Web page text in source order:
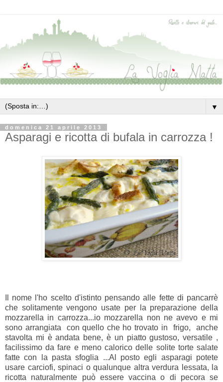
▼
domenica 21 aprile 2013
Asparagi e ricotta di bufala in carrozza !
Il nome l'ho scelto d'istinto pensando alle fette di pancarrè
che solitamente vengono usate per la preparazione della
mozzarella in carrozza...io mozzarella non ne avevo e mi
sono arrangiata con quello che ho trovato in frigo, anche
stavolta mi è andata bene, è un piatto gustoso, versatile ,
facilissimo da fare e meno calorico delle solite torte salate
fatte con la pasta sfoglia ...Al posto egli asparagi potete
usare carciofi, spinaci o qualunque altra verdura lessata, la
ricotta naturalmente può essere vaccina o di pecora se